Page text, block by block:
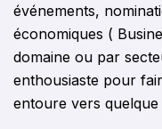
événements,
économiques (
domaine ou par
enthousiaste pour
entoure vers